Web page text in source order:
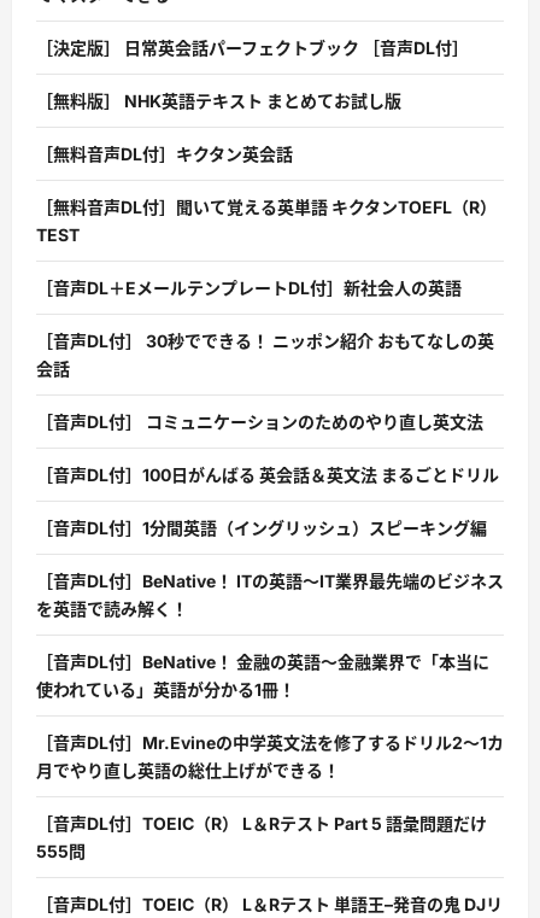
［決定版］ 日常英会話パーフェクトブック ［音声DL付］
［無料版］ NHK英語テキスト まとめてお試し版
［無料音声DL付］キクタン英会話
［無料音声DL付］聞いて覚える英単語 キクタンTOEFL（R）
TEST
［音声DL＋EメールテンプレートDL付］新社会人の英語
［音声DL付］ 30秒でできる！ ニッポン紹介 おもてなしの英
会話
［音声DL付］ コミュニケーションのためのやり直し英文法
［音声DL付］100日がんばる 英会話＆英文法 まるごとドリル
［音声DL付］1分間英語（イングリッシュ）スピーキング編
［音声DL付］BeNative！ ITの英語〜IT業界最先端のビジネス
を英語で読み解く！
［音声DL付］BeNative！ 金融の英語〜金融業界で「本当に
使われている」英語が分かる1冊！
［音声DL付］Mr.Evineの中学英文法を修了するドリル2〜1カ
月でやり直し英語の総仕上げができる！
［音声DL付］TOEIC（R） L＆Rテスト Part 5 語彙問題だけ
555問
［音声DL付］TOEIC（R） L＆Rテスト 単語王–発音の鬼 DJリ